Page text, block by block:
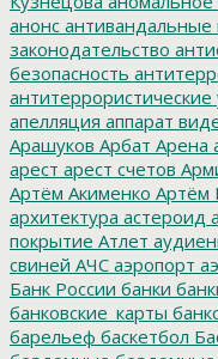
анонс
законодательство
безопасность
антитеррористические
апелляция аппарат
Арашуков Арбат Арена
арест арест счетов
Артём Акименко Артём
архитектура астероид
покрытие Атлет
свиней АЧС аэропорт
Банк России банки
банковские_карты
барельеф баскетбол